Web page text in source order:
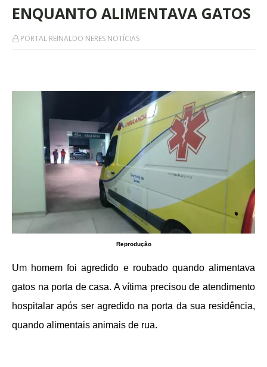
ENQUANTO ALIMENTAVA GATOS
PORTAL REINALDO NERES NOTÍCIAS
Reprodução
Um homem foi agredido e roubado quando alimentava
gatos na porta de casa. A vítima precisou de atendimento
hospitalar após ser agredido na porta da sua residência,
quando alimentais animais de rua.